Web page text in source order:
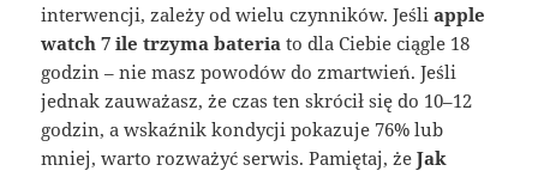
interwencji, zależy od wielu czynników. Jeśliapple
watch 7 ile trzyma bateria to dla Ciebie ciągle 18
godzin – nie masz powodów do zmartwień. Jeśli
jednak zauważasz, że czas ten skrócił się do 10–12
godzin, a wskaźnik kondycji pokazuje 76% lub
mniej, warto rozważyć serwis. Pamiętaj, żeJak